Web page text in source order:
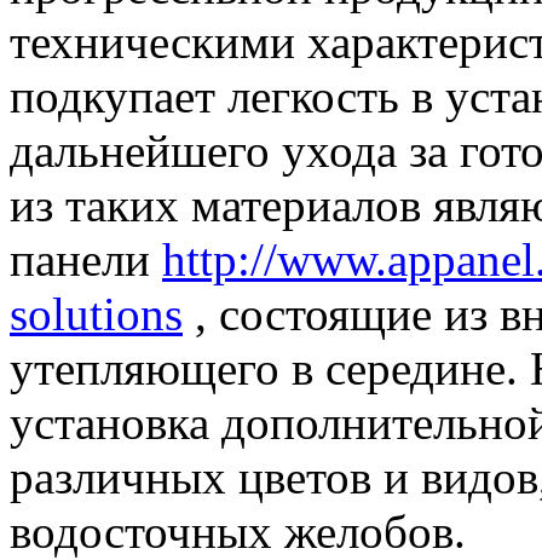
техническими
подкупает легкость в
дальнейшего ухода за
из таких материалов
панели http://
solutions , состоящие из
утепляющего в середине.
установка
различных цветов и
водосточных желобов.